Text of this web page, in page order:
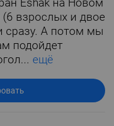
Eshak на Новом
взрослых и двое
сразу. А потом мы
подойдет
ещё